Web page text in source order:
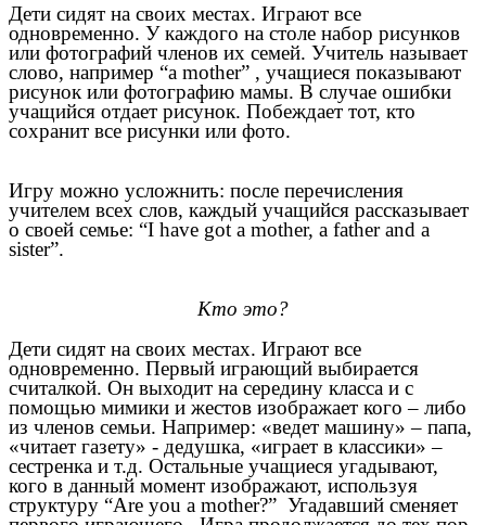
Дети сидят на своих местах. Играют все
одновременно. У каждого на столе набор рисунков
или фотографий членов их семей. Учитель называет
слово, например “a mother” , учащиеся показывают
рисунок или фотографию мамы. В случае ошибки
учащийся отдает рисунок. Побеждает тот, кто
сохранит все рисунки или фото.
Игру можно усложнить: после перечисления
учителем всех слов, каждый учащийся рассказывает
о своей семье: “I have got a mother, a father and a
sister”.
Кто это?
Дети сидят на своих местах. Играют все
одновременно. Первый играющий выбирается
считалкой. Он выходит на середину класса и с
помощью мимики и жестов изображает кого – либо
из членов семьи. Например: «ведет машину» – папа,
«читает газету» - дедушка, «играет в классики» –
сестренка и т.д. Остальные учащиеся угадывают,
кого в данный момент изображают, используя
структуру “Are you a mother?” Угадавший сменяет